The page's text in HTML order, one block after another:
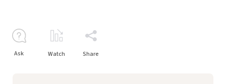
Ask Watch Share